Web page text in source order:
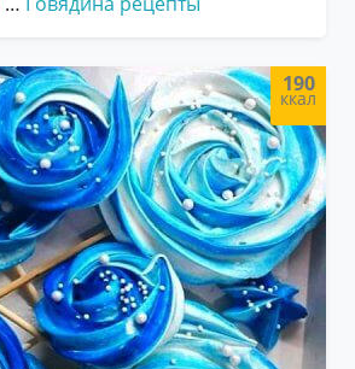
190
ккал